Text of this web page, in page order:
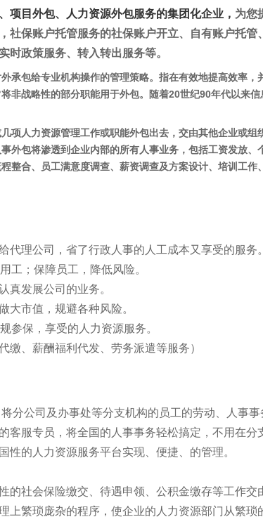
项目外包、人力资源外包服务的集团化企业， 为您
社保账户托管服务的社保账户开立、自有账户托管
时政策服务、转入转出服务等。
承包给专业机构操作的管理策略。指在有效地提高效率，
非战略性的部分职能用于外包。随着20世纪90年代以来
人力资源管理工作或职能外包出去，交由其他企业或组
外包将渗透到企业内部的所有人事业务，包括工资发放、
整合、员工满意度调查、薪资调查及方案设计、培训工作
理公司，省了行政人事的人工成本又享受的服务。
工；保障员工，降低风险。
发展公司的业务。
市值，规避各种风险。
参保，享受的人力资源服务。
缴、薪酬福利代发、劳务派遣等服务）
分公司及办事处等分支机构的员工的劳动、人事
客服专员，将全国的人事事务轻松搞定，不用在分
性的人力资源服务平台实现、便捷、的管理。
社会保险缴交、待遇申领、公积金缴存等工作交
上繁琐庞杂的程序，使企业的人力资源部门从繁琐